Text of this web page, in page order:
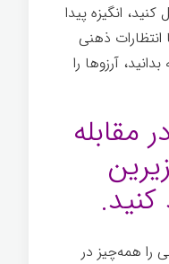
انگیزه پیدا
ذهنی
آرزوها را
مقابله
کنید.
را همه‌چیز در